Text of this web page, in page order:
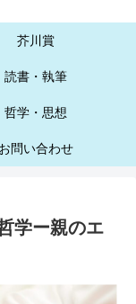
芥川賞
読書・執筆
哲学・思想
お問い合わせ
学ー親のエ